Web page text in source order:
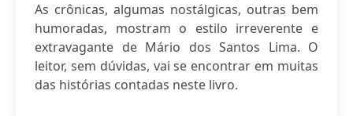
As crônicas, algumas nostálgicas, outras bem
humoradas, mostram o estilo irreverente e
extravagante de Mário dos Santos Lima. O
leitor, sem dúvidas, vai se encontrar em muitas
das histórias contadas neste livro.